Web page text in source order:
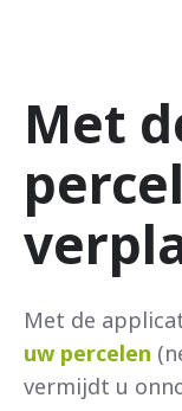
Met
Met de
uw percelen
vermijdt u